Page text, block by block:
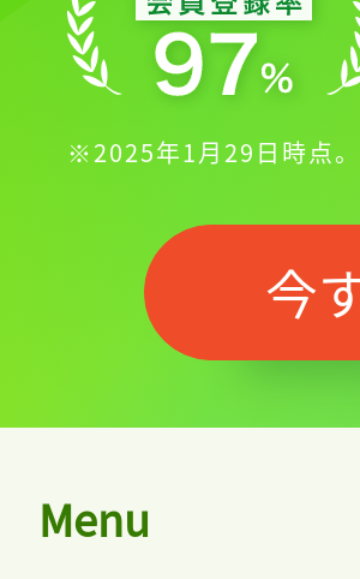
※2025年1月29日時点。
今
Menu